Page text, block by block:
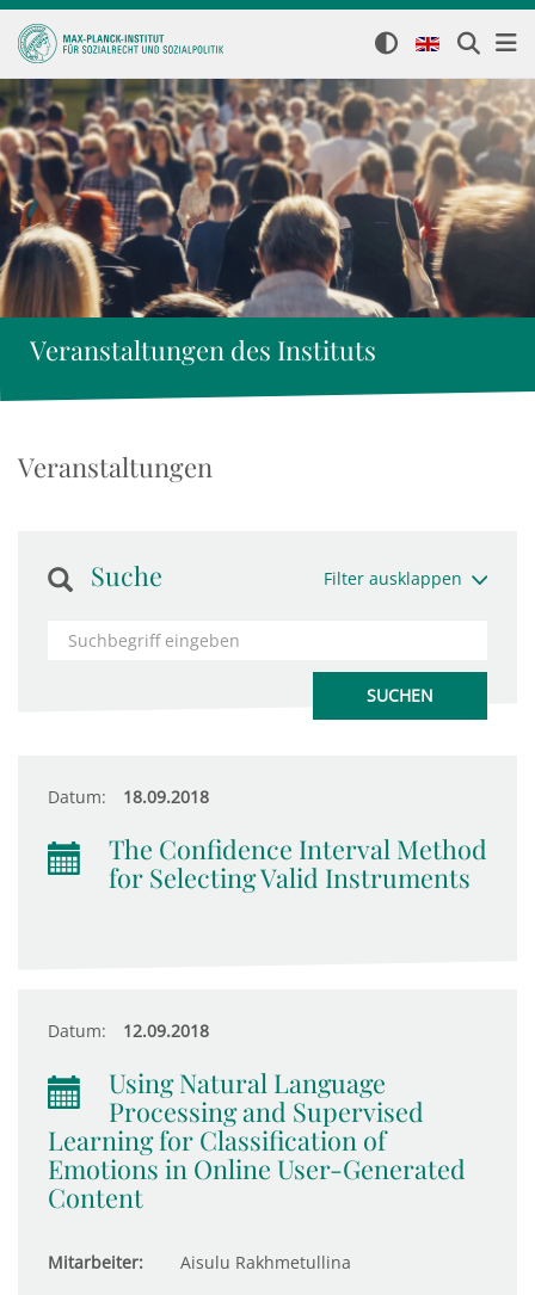
Veranstaltungen des Instituts
Veranstaltungen
Suche Filter ausklappen
Datum: 18.09.2018
The Confidence Interval Method
for Selecting Valid Instruments
Datum: 12.09.2018
Using Natural Language
Processing and Supervised
Learning for Classification of
Emotions in Online User-Generated
Content
Mitarbeiter: Aisulu Rakhmetullina